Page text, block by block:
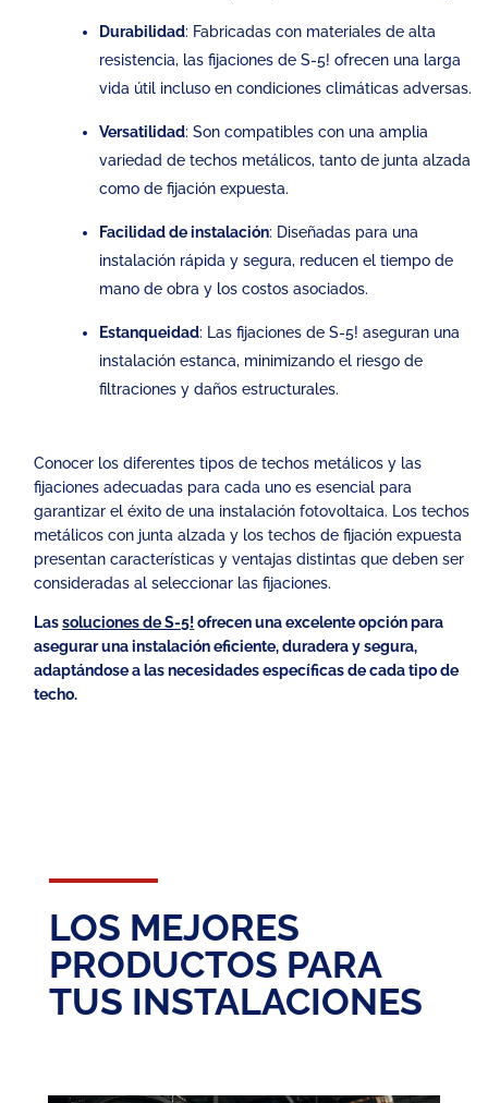
Durabilidad: Fabricadas con materiales de alta
resistencia, las fijaciones de S-5! ofrecen una larga
vida útil incluso en condiciones climáticas adversas.
Versatilidad: Son compatibles con una amplia
variedad de techos metálicos, tanto de junta alzada
como de fijación expuesta.
Facilidad de instalación: Diseñadas para una
instalación rápida y segura, reducen el tiempo de
mano de obra y los costos asociados.
Estanqueidad: Las fijaciones de S-5! aseguran una
instalación estanca, minimizando el riesgo de
filtraciones y daños estructurales.
Conocer los diferentes tipos de techos metálicos y las
fijaciones adecuadas para cada uno es esencial para
garantizar el éxito de una instalación fotovoltaica. Los techos
metálicos con junta alzada y los techos de fijación expuesta
presentan características y ventajas distintas que deben ser
consideradas al seleccionar las fijaciones.
Lassoluciones de S-5!ofrecen una excelente opción para
asegurar una instalación eficiente, duradera y segura,
adaptándose a las necesidades específicas de cada tipo de
techo.
LOS MEJORES
PRODUCTOS PARA
TUS INSTALACIONES